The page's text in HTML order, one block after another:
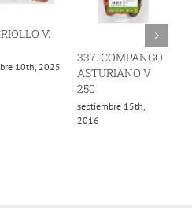
V.
10th, 2025
337. COMPANGO
ASTURIANO V
250
septiembre 15th,
2016